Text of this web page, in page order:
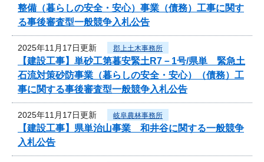
整備（暮らしの安全・安心）事業（債務）工事に関す
る事後審査型一般競争入札公告
2025年11月17日更新 郡上土木事務所
【建設工事】単砂工第暮安緊土R7－1号/県単 緊急土
石流対策砂防事業（暮らしの安全・安心）（債務）工
事に関する事後審査型一般競争入札公告
2025年11月17日更新 岐阜農林事務所
【建設工事】県単治山事業 和井谷に関する一般競争
入札公告